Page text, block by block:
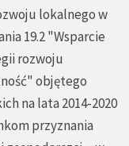
lokalnego w
19.2 "Wsparcie
rozwoju
objętego
na lata 2014-2020
przyznania